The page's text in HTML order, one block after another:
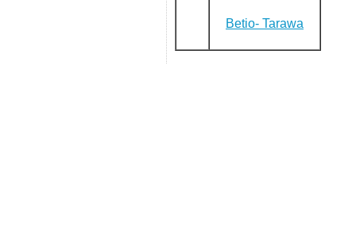
Betio- Tarawa